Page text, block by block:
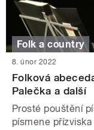
Folk a country
8. únor 2022
Folková
Palečka a další
Prosté pouštění
písmene